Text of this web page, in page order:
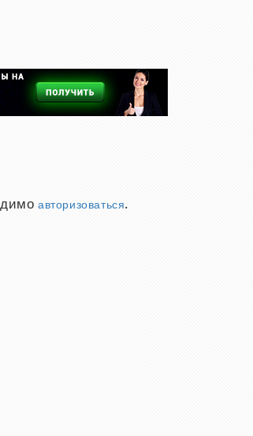
авторизоваться.